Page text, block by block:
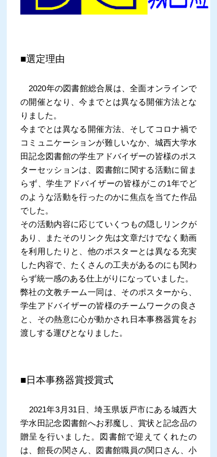
■選定理由
2020年の図書館総合展は、全面オンラインで
の開催となり、今までとは異なる開催方法とな
りました。
今までとは異なる開催方法、そしてコロナ禍で
コミュニケーションが難しいなか、城西大学水
田記念図書館の学生アドバイザーの皆様のポス
ターセッションは、図書館に関する活動に留ま
らず、学生アドバイザーの皆様がこの1年でど
のような活動を行ったのかに焦点を当てた作品
でした。
その活動内容に応じていくつもの隠しリンクが
あり、またそのリンク先は文章だけでなく動画
を利用したりと、他のポスターとは異なる充実
した内容で、たくさんの工夫があるのにも関わ
らず統一感のある仕上がりになっていました。
弊社の文教チーム一同は、そのポスターから、
学生アドバイザーの皆様のチームワークの良さ
と、その熱意に心が動かされ日本事務器賞をお
渡しする運びとなりました。
■日本事務器賞授賞式
2021年3月31日、埼玉県坂戸市にある城西大
学水田記念図書館へお邪魔し、賞状と記念品の
贈呈を行いました。図書館で迎えてくれたの
は、館長の関さん、図書館職員の関口さん、小